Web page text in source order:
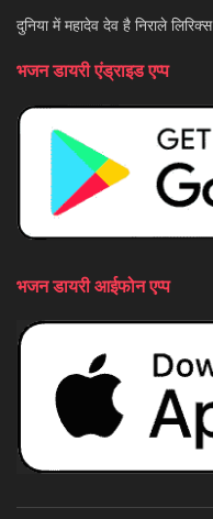
दुनिया में महादेव देव है निराले लिरिक्स
भजन डायरी एंड्राइड एप्प
भजन डायरी आईफोन एप्प